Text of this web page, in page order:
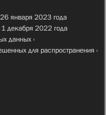
26 января 2023 года
декабря 2022 года
данных
для распространения